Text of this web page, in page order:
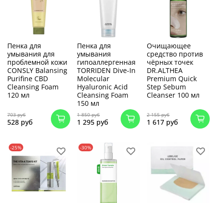
Пенка для
умывания для
проблемной кожи
CONSLY Balansing
Purifine CBD
Cleansing Foam
120 мл
703 руб
528 руб
Пенка для
умывания
гипоаллергенная
TORRIDEN Dive-In
Molecular
Hyaluronic Acid
Cleansing Foam
150 мл
1 850 руб
1 295 руб
Очищающее
средство против
чёрных точек
DR.ALTHEA
Premium Quick
Step Sebum
Cleanser 100 мл
2 155 руб
1 617 руб
-25% -30%